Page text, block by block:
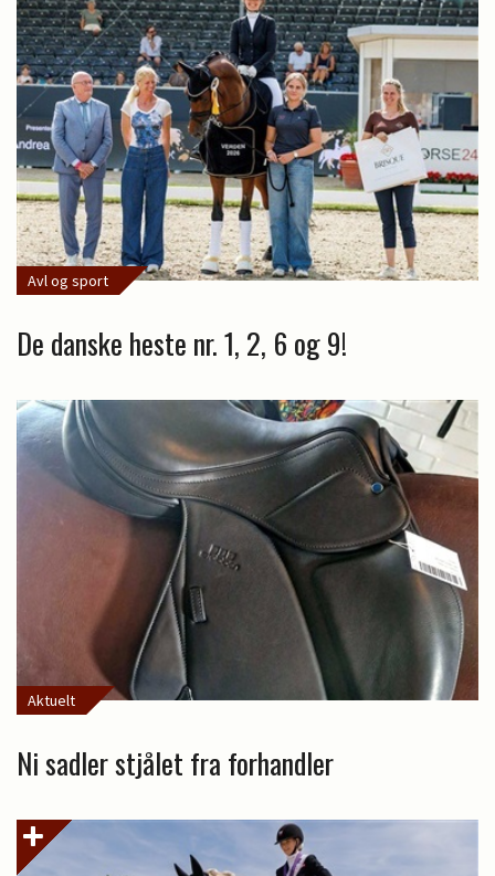
Avl og sport
De danske heste nr. 1, 2, 6 og 9!
Aktuelt
Ni sadler stjålet fra forhandler